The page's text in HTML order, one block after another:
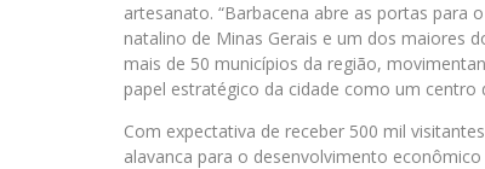
artesanato. “Barbacena abre as portas para
natalino de Minas Gerais e um dos maiores
mais de 50 municípios da região,
papel estratégico da cidade como um centro
Com expectativa de receber 500 mil
alavanca para o desenvolvimento